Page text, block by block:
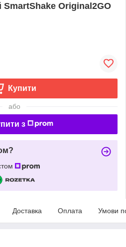
Original2GO
Купити
або
з
Доставка Оплата Умови